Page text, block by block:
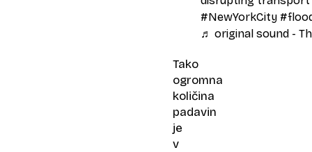
#NewYorkCity
♬ original sound -
Tako
ogromna
količina
padavin
je
v